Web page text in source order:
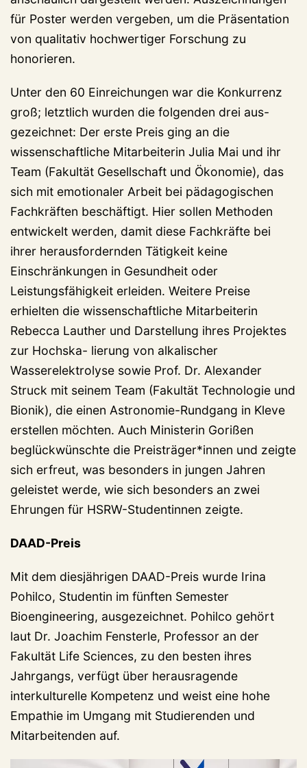
für Poster werden vergeben, um die Präsentation
von qualitativ hochwertiger Forschung zu
honorieren.
Unter den 60 Einreichungen war die Konkurrenz
groß; letztlich wurden die folgenden drei aus-
gezeichnet: Der erste Preis ging an die
wissenschaftliche Mitarbeiterin Julia Mai und ihr
Team (Fakultät Gesellschaft und Ökonomie), das
sich mit emotionaler Arbeit bei pädagogischen
Fachkräften beschäftigt. Hier sollen Methoden
entwickelt werden, damit diese Fachkräfte bei
ihrer herausfordernden Tätigkeit keine
Einschränkungen in Gesundheit oder
Leistungsfähigkeit erleiden. Weitere Preise
erhielten die wissenschaftliche Mitarbeiterin
Rebecca Lauther und Darstellung ihres Projektes
zur Hochska- lierung von alkalischer
Wasserelektrolyse sowie Prof. Dr. Alexander
Struck mit seinem Team (Fakultät Technologie und
Bionik), die einen Astronomie-Rundgang in Kleve
erstellen möchten. Auch Ministerin Gorißen
beglückwünschte die Preisträger*innen und zeigte
sich erfreut, was besonders in jungen Jahren
geleistet werde, wie sich besonders an zwei
Ehrungen für HSRW-Studentinnen zeigte.
DAAD-Preis
Mit dem diesjährigen DAAD-Preis wurde Irina
Pohilco, Studentin im fünften Semester
Bioengineering, ausgezeichnet. Pohilco gehört
laut Dr. Joachim Fensterle, Professor an der
Fakultät Life Sciences, zu den besten ihres
Jahrgangs, verfügt über herausragende
interkulturelle Kompetenz und weist eine hohe
Empathie im Umgang mit Studierenden und
Mitarbeitenden auf.